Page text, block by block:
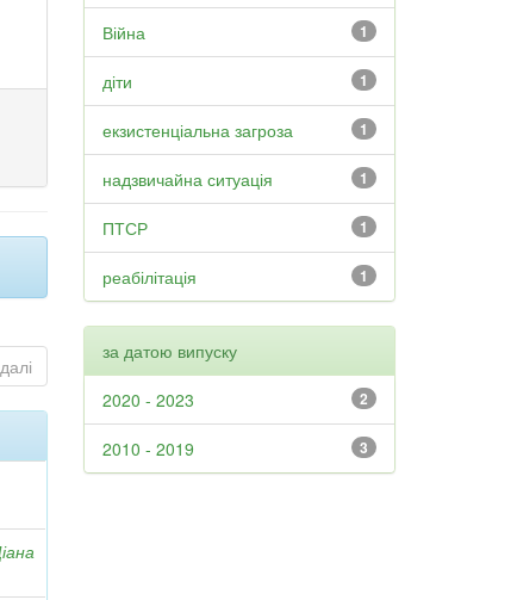
далі
1
Війна
1
діти
1
екзистенціальна загроза
1
надзвичайна ситуація
1
ПТСР
1
реабілітація
за датою випуску
2
2020 - 2023
3
2010 - 2019